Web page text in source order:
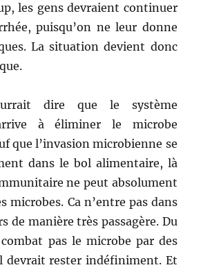
les gens devraient continuer
puisqu’on ne leur donne
La situation devient donc
dire que le système
à éliminer le microbe
que l’invasion microbienne se
dans le bol alimentaire, là
ne peut absolument
microbes. Ca n’entre pas dans
de manière très passagère. Du
pas le microbe par des
devrait rester indéfiniment. Et